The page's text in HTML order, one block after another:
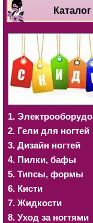
Каталог
1.
2. Гели для ногтей
3. Дизайн ногтей
4. Пилки, бафы
5. Типсы, формы
6. Кисти
7. Жидкости
8. Уход за ногтями
для
Пилка